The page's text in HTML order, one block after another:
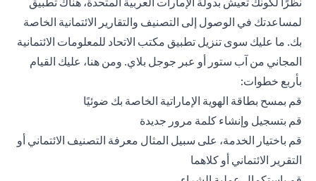
لمساعدتك في الوصول إلى التصنيف والتقارير الائتمانية الخاصة
بك. ما عليك سوى تنزيل تطبيق مكتب الاتحاد للمعلومات الائتمانية
المجاني من آب ستور أو عبر جوجل بلاي. ومن هنا، عليك القيام
بأربع خطوات:
قم بمسح بطاقة الهوية الإماراتية الخاصة بك ضوئيًا
قم بتسجيل وإنشاء كلمة مرور جديدة
قم باختيار الخدمة، على سبيل المثال معرفة التصنيف الائتماني أو
التقرير الائتماني أو كلاهما